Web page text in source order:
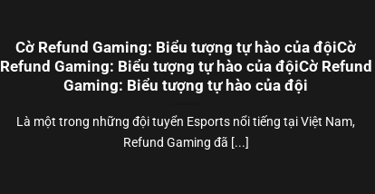
Cờ Refund Gaming: Biểu tượng tự hào của độiCờ
Refund Gaming: Biểu tượng tự hào của độiCờ Refund
Gaming: Biểu tượng tự hào của đội
Là một trong những đội tuyển Esports nổi tiếng tại Việt Nam,
Refund Gaming đã [...]